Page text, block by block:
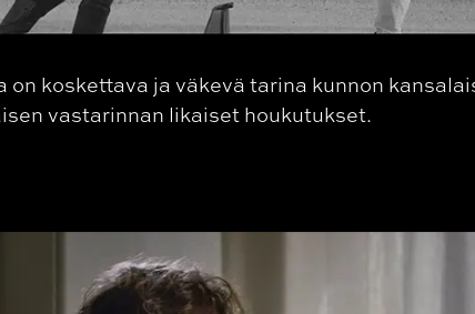
on koskettava ja väkevä tarina kunnon
vastarinnan likaiset houkutukset.